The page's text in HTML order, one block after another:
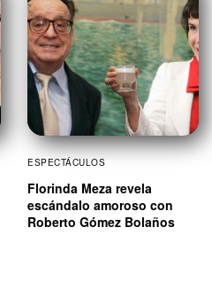
ESPECTÁCULOS
Florinda Meza revela
escándalo amoroso con
Roberto Gómez Bolaños